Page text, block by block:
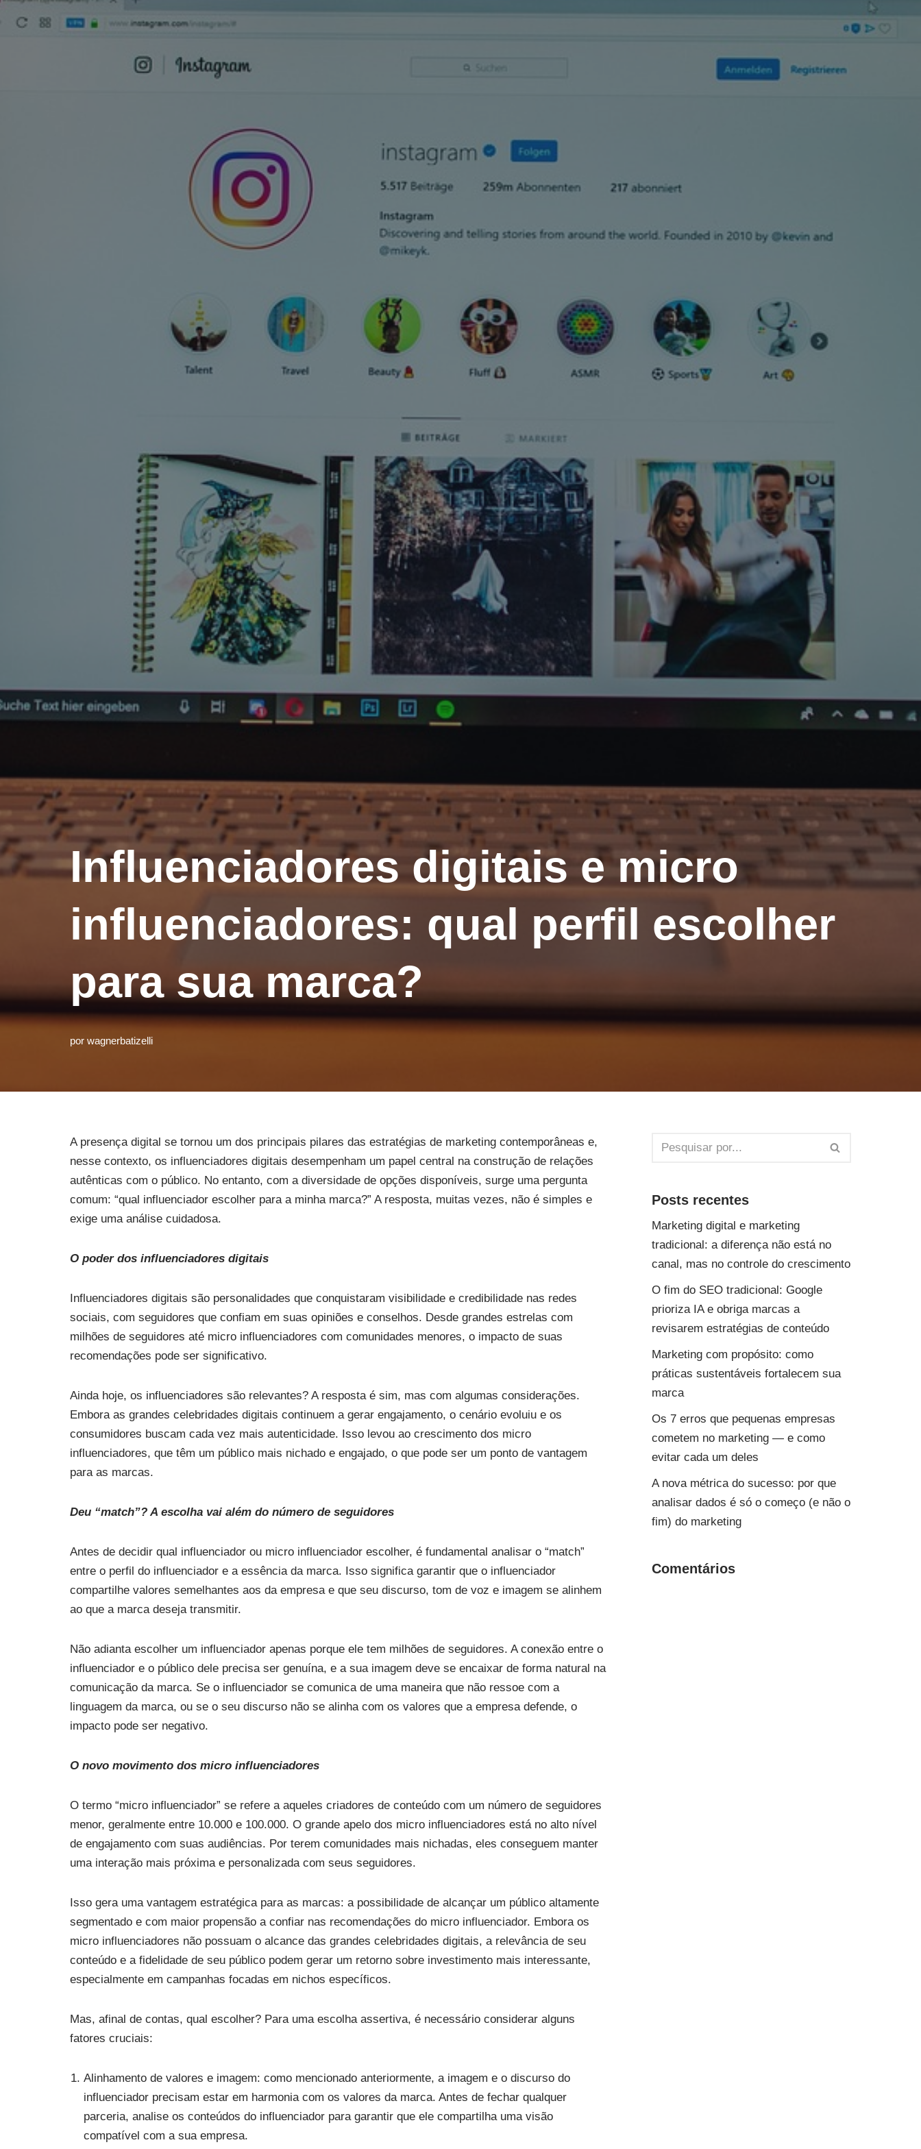
Influenciadores digitais e micro
influenciadores: qual perfil escolher
para sua marca?
por wagnerbatizelli
A presença digital se tornou um dos principais pilares das estratégias de marketing contemporâneas e,
nesse contexto, os influenciadores digitais desempenham um papel central na construção de relações
autênticas com o público. No entanto, com a diversidade de opções disponíveis, surge uma pergunta
comum: “qual influenciador escolher para a minha marca?” A resposta, muitas vezes, não é simples e
exige uma análise cuidadosa.
O poder dos influenciadores digitais
Influenciadores digitais são personalidades que conquistaram visibilidade e credibilidade nas redes
sociais, com seguidores que confiam em suas opiniões e conselhos. Desde grandes estrelas com
milhões de seguidores até micro influenciadores com comunidades menores, o impacto de suas
recomendações pode ser significativo.
Ainda hoje, os influenciadores são relevantes? A resposta é sim, mas com algumas considerações.
Embora as grandes celebridades digitais continuem a gerar engajamento, o cenário evoluiu e os
consumidores buscam cada vez mais autenticidade. Isso levou ao crescimento dos micro
influenciadores, que têm um público mais nichado e engajado, o que pode ser um ponto de vantagem
para as marcas.
Deu “match”? A escolha vai além do número de seguidores
Antes de decidir qual influenciador ou micro influenciador escolher, é fundamental analisar o “match”
entre o perfil do influenciador e a essência da marca. Isso significa garantir que o influenciador
compartilhe valores semelhantes aos da empresa e que seu discurso, tom de voz e imagem se alinhem
ao que a marca deseja transmitir.
Não adianta escolher um influenciador apenas porque ele tem milhões de seguidores. A conexão entre o
influenciador e o público dele precisa ser genuína, e a sua imagem deve se encaixar de forma natural na
comunicação da marca. Se o influenciador se comunica de uma maneira que não ressoe com a
linguagem da marca, ou se o seu discurso não se alinha com os valores que a empresa defende, o
impacto pode ser negativo.
O novo movimento dos micro influenciadores
O termo “micro influenciador” se refere a aqueles criadores de conteúdo com um número de seguidores
menor, geralmente entre 10.000 e 100.000. O grande apelo dos micro influenciadores está no alto nível
de engajamento com suas audiências. Por terem comunidades mais nichadas, eles conseguem manter
uma interação mais próxima e personalizada com seus seguidores.
Isso gera uma vantagem estratégica para as marcas: a possibilidade de alcançar um público altamente
segmentado e com maior propensão a confiar nas recomendações do micro influenciador. Embora os
micro influenciadores não possuam o alcance das grandes celebridades digitais, a relevância de seu
conteúdo e a fidelidade de seu público podem gerar um retorno sobre investimento mais interessante,
especialmente em campanhas focadas em nichos específicos.
Mas, afinal de contas, qual escolher? Para uma escolha assertiva, é necessário considerar alguns
fatores cruciais:
Alinhamento de valores e imagem: como mencionado anteriormente, a imagem e o discurso do
influenciador precisam estar em harmonia com os valores da marca. Antes de fechar qualquer
parceria, analise os conteúdos do influenciador para garantir que ele compartilha uma visão
compatível com a sua empresa.
Posts recentes
Marketing digital e marketing
tradicional: a diferença não está no
canal, mas no controle do crescimento
O fim do SEO tradicional: Google
prioriza IA e obriga marcas a
revisarem estratégias de conteúdo
Marketing com propósito: como
práticas sustentáveis fortalecem sua
marca
Os 7 erros que pequenas empresas
cometem no marketing — e como
evitar cada um deles
A nova métrica do sucesso: por que
analisar dados é só o começo (e não o
fim) do marketing
Comentários